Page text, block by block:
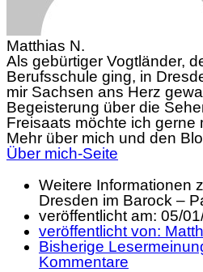
Matthias N.
Als gebürtiger Vogtländer,
Berufsschule ging, in
mir Sachsen ans Herz
Begeisterung über die
Freisaats möchte ich gerne
Mehr über mich und den
Über mich-Seite
Weitere Informationen
Dresden im Barock –
veröffentlicht am: 05/
veröffentlicht von:
Bisherige
Kommentare